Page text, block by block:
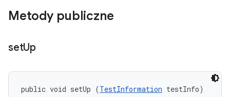
Metody publiczne
setUp
public void setUp (TestInformation testInfo)